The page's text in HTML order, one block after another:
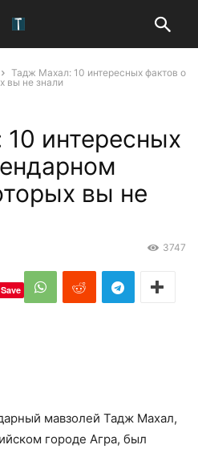
Тадж Махал: 10 интересных фактов о
вы не знали
интересных
вы не
3747
Save
мавзолей Тадж Махал,
городе Агра, был